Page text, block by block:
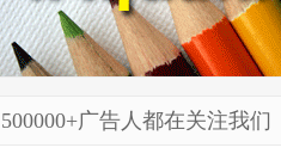
500000+广告人都在关注我们